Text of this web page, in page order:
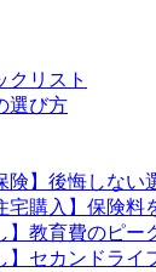
クリスト
選び方
険】後悔しな
宅購入】保険
】教育費のピ
】セカンドラ